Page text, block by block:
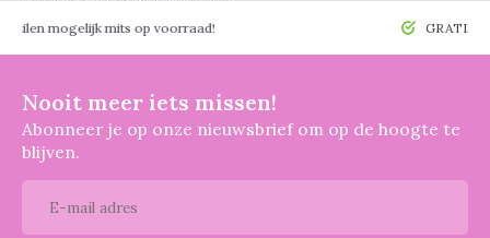
mits op voorraad! GRATIS
Nooit meer iets missen!
Abonneer je op onze nieuwsbrief om op de hoogte te
blijven.